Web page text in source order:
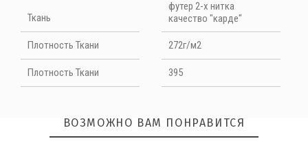
Ткань
футер 2-х нитка
качество "карде"
Плотность Ткани 272г/м2
Плотность Ткани 395
ОТПРАВИТЬ
ВОЗМОЖНО ВАМ ПОНРАВИТСЯ